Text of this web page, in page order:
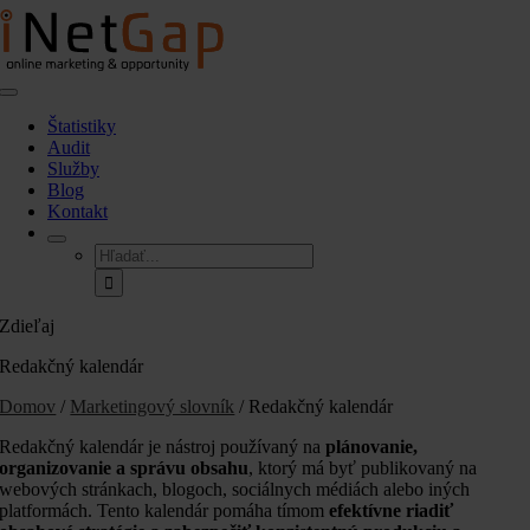
Skip
content
Toggle
NavigationŠtatistiky
Audit
Služby
Blog
Kontakt
Hľadať:
Zdieľaj
Redakčný kalendár
Domov / Marketingový slovník / Redakčný kalendár
Redakčný kalendár je nástroj používaný naplánovanie,
organizovanie a správu obsahu, ktorý má byť publikovaný na
webových stránkach, blogoch, sociálnych médiách alebo iných
platformách. Tento kalendár pomáha tímom efektívne riadiť